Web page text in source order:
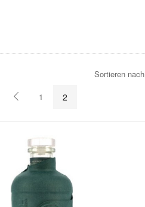
Sortieren nach
1 2